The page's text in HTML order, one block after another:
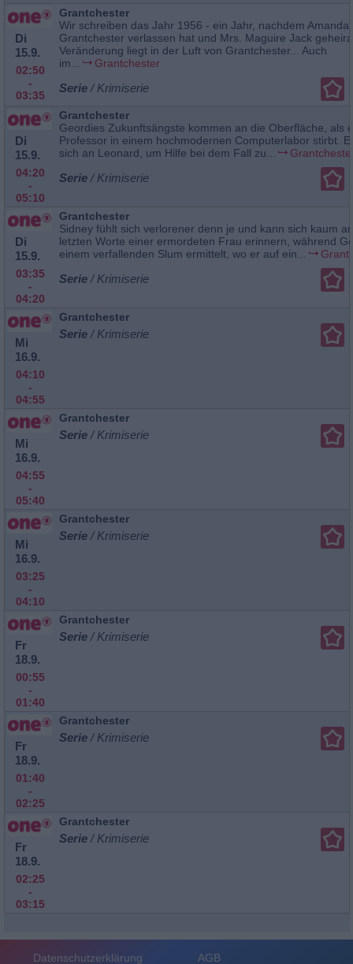
Di
15.9.
02:50
-
03:35
Grantchester
Wir schreiben das Jahr 1956 - ein Jahr, nachdem Amanda
Grantchester verlassen hat und Mrs. Maguire Jack
Veränderung liegt in der Luft von Grantchester... Auch
im...
Grantchester
Serie / Krimiserie
Di
15.9.
04:20
-
05:10
Grantchester
Geordies Zukunftsängste kommen an die Oberfläche, als
Professor in einem hochmodernen Computerlabor stirbt.
sich an Leonard, um Hilfe bei dem Fall zu...
Serie / Krimiserie
Di
15.9.
03:35
-
04:20
Grantchester
Sidney fühlt sich verlorener denn je und kann sich kaum
letzten Worte einer ermordeten Frau erinnern, während
einem verfallenden Slum ermittelt, wo er auf ein...
Serie / Krimiserie
Mi
16.9.
04:10
-
04:55
Grantchester
Serie / Krimiserie
Mi
16.9.
04:55
-
05:40
Grantchester
Serie / Krimiserie
Mi
16.9.
03:25
-
04:10
Grantchester
Serie / Krimiserie
Fr
18.9.
00:55
-
01:40
Grantchester
Serie / Krimiserie
Fr
18.9.
01:40
-
02:25
Grantchester
Serie / Krimiserie
Fr
18.9.
02:25
-
03:15
Grantchester
Serie / Krimiserie
Datenschutzerklärung
AGB